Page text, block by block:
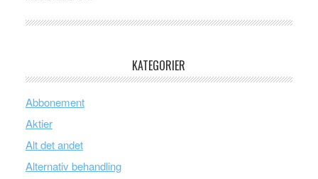
KATEGORIER
Abbonement
Aktier
Alt det andet
Alternativ behandling